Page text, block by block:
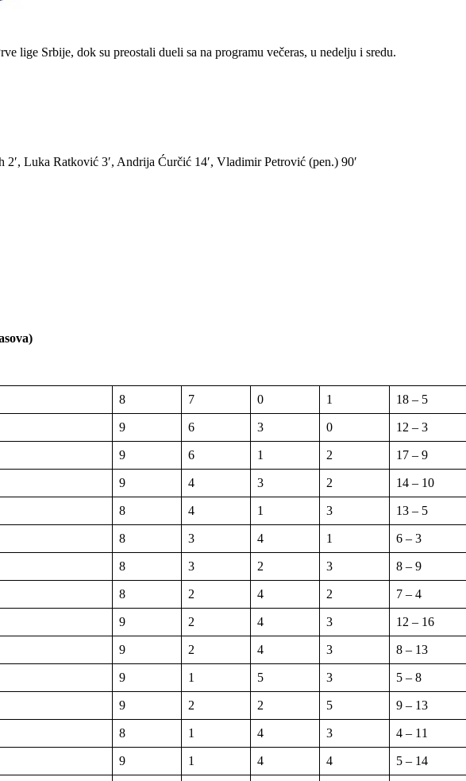
lige Srbije, dok su preostali dueli sa na programu večeras, u nedelju i sredu.
Luka Ratković 3′, Andrija Ćurčić 14′, Vladimir Petrović (pen.) 90′
8 7 0 1 18 – 5
9 6 3 0 12 – 3
9 6 1 2 17 – 9
9 4 3 2 14 – 10
8 4 1 3 13 – 5
8 3 4 1 6 – 3
8 3 2 3 8 – 9
8 2 4 2 7 – 4
9 2 4 3 12 – 16
9 2 4 3 8 – 13
9 1 5 3 5 – 8
9 2 2 5 9 – 13
8 1 4 3 4 – 11
9 1 4 4 5 – 14